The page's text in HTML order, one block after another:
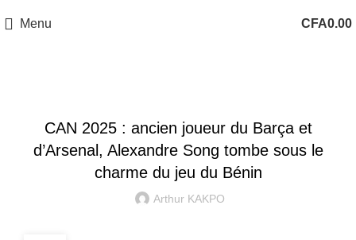
Menu CFA0.00
CAN 2025 : ancien joueur du Barça et
d’Arsenal, Alexandre Song tombe sous le
charme du jeu du Bénin
Arthur KAKPO